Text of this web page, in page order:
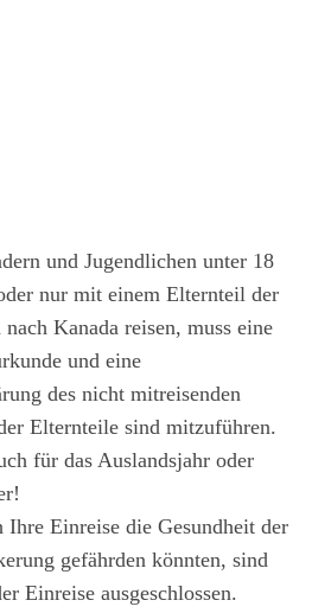
und Jugendlichen unter 18
nur mit einem Elternteil der
Kanada reisen, muss eine
und eine
des nicht mitreisenden
Elternteile sind mitzuführen.
für das Auslandsjahr oder
Ihre Einreise die Gesundheit der
gefährden könnten, sind
Einreise ausgeschlossen.